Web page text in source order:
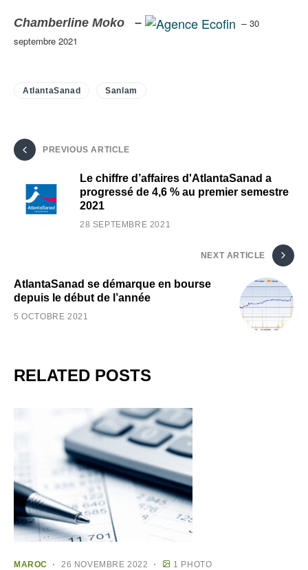
Chamberline Moko – – 30
septembre 2021
AtlantaSanad Sanlam
PREVIOUS ARTICLE
Le chiffre d’affaires d'AtlantaSanad a
progressé de 4,6 % au premier semestre
2021
28 SEPTEMBRE 2021
NEXT ARTICLE
AtlantaSanad se démarque en bourse
depuis le début de l’année
5 OCTOBRE 2021
RELATED POSTS
MAROC 26 NOVEMBRE 2022 1 PHOTO